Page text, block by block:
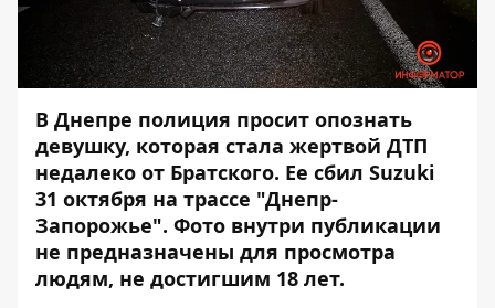
В Днепре полиция просит опознать
девушку, которая стала жертвой ДТП
недалеко от Братского. Ее сбил Suzuki
31 октября на трассе "Днепр-
Запорожье". Фото внутри публикации
не предназначены для просмотра
людям, не достигшим 18 лет.